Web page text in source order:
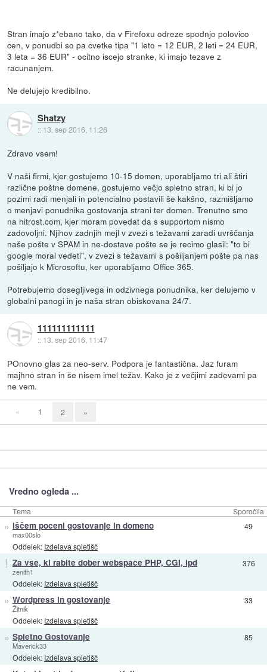
Stran imajo z*ebano tako, da v Firefoxu odreze spodnjo polovico
cen, v ponudbi so pa cvetke tipa "1 leto = 12 EUR, 2 leti = 24 EUR,
3 leta = 36 EUR" - ocitno iscejo stranke, ki imajo tezave z
racunanjem.
Ne delujejo kredibilno.
Shatzy
:: 13. sep 2016, 11:26
Zdravo vsem!
V naši firmi, kjer gostujemo 10-15 domen, uporabljamo tri ali štiri
različne poštne domene, gostujemo večjo spletno stran, ki bi jo
pozimi radi menjali in potencialno postavili še kakšno, razmišljamo
o menjavi ponudnika gostovanja strani ter domen. Trenutno smo
na hitrost.com, kjer moram povedat da s supportom nismo
zadovoljni. Njihov zadnjih mejl v zvezi s težavami zaradi uvrščanja
naše pošte v SPAM in ne-dostave pošte se je recimo glasil: "to bi
google moral vedeti", v zvezi s težavami s pošiljanjem pošte pa nas
pošiljajo k Microsoftu, ker uporabljamo Office 365.
Potrebujemo dosegljivega in odzivnega ponudnika, ker delujemo v
globalni panogi in je naša stran obiskovana 24/7.
111111111111
:: 13. sep 2016, 11:47
POnovno glas za neo-serv. Podpora je fantastična. Jaz furam
majhno stran in še nisem imel težav. Kako je z večjimi zadevami pa
ne vem.
« 1 2 »
Vredno ogleda ...
Tema Sporočila
» Iščem poceni gostovanje in domeno
max00slo
Oddelek: Izdelava spletišč
49
! Za vse, ki rabite dober webspace PHP, CGI, ipd
zenith1
Oddelek: Izdelava spletišč
376
» Wordpress in gostovanje
Žitnik
Oddelek: Izdelava spletišč
33
» Spletno Gostovanje
Maverick33
Oddelek: Izdelava spletišč
85